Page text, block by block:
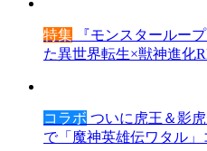
特集 『モンスタールー
た異世界転生×獣神進化
コラボ ついに虎王＆影
で「魔神英雄伝ワタル」